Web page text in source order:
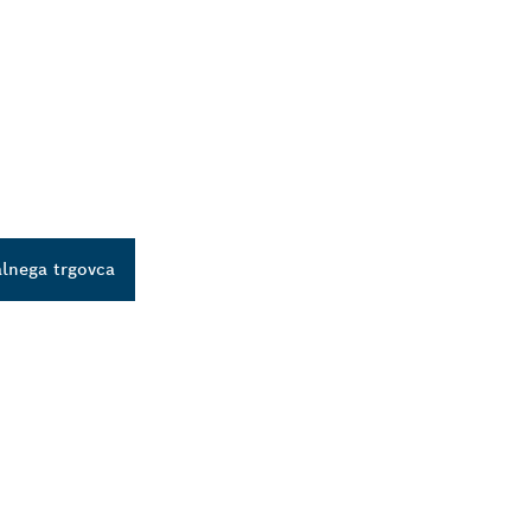
trgovca